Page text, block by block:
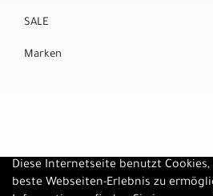
SALE
Marken
Diese Internetseite benutzt Cookies,
beste Webseiten-Erlebnis zu